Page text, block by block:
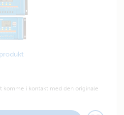
komme i kontakt med den originale